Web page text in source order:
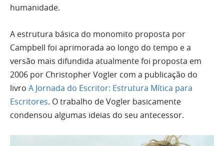
humanidade.
A estrutura básica do monomito proposta por
Campbell foi aprimorada ao longo do tempo e a
versão mais difundida atualmente foi proposta em
2006 por Christopher Vogler com a publicação do
livro A Jornada do Escritor: Estrutura Mítica para
Escritores. O trabalho de Vogler basicamente
condensou algumas ideias do seu antecessor.